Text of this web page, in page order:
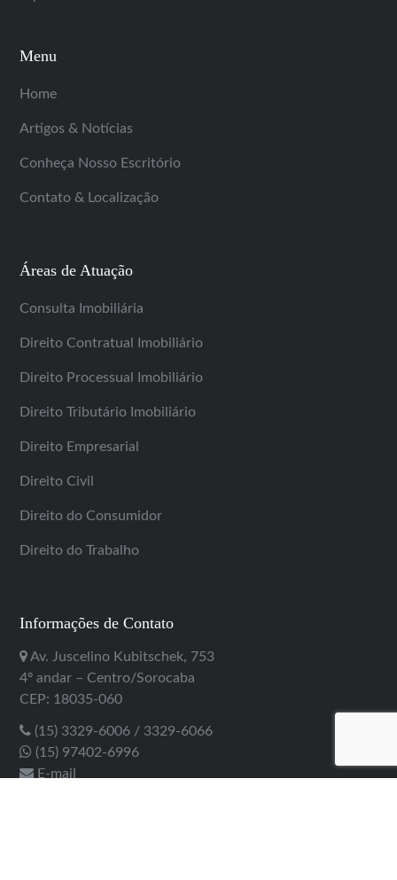
Menu
Home
Artigos & Notícias
Conheça Nosso Escritório
Contato & Localização
Áreas de Atuação
Consulta Imobiliária
Direito Contratual Imobiliário
Direito Processual Imobiliário
Direito Tributário Imobiliário
Direito Empresarial
Direito Civil
Direito do Consumidor
Direito do Trabalho
Informações de Contato
Av. Juscelino Kubitschek, 753
4º andar – Centro/Sorocaba
CEP: 18035-060
(15) 3329-6006 / 3329-6066
(15) 97402-6996
E-mail